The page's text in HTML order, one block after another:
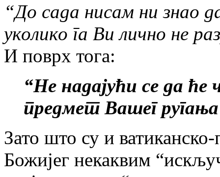
“До сада нисам ни знао
уколико га Ви лично не
И поврх тога:
“Не надајући се да
предмет Вашег
Зато што су и
Божијег некаквим